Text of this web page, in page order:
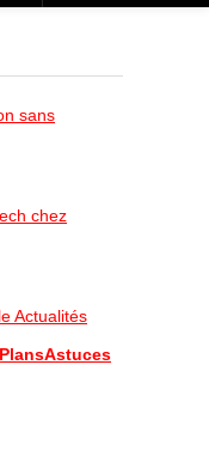
sans
chez
Actualités